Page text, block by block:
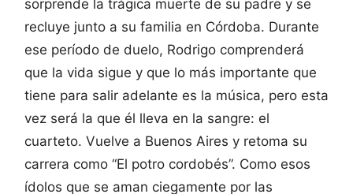
sorprende la trágica muerte de su padre y se
recluye junto a su familia en Córdoba. Durante
ese período de duelo, Rodrigo comprenderá
que la vida sigue y que lo más importante que
tiene para salir adelante es la música, pero esta
vez será la que él lleva en la sangre: el
cuarteto. Vuelve a Buenos Aires y retoma su
carrera como “El potro cordobés”. Como esos
ídolos que se aman ciegamente por las